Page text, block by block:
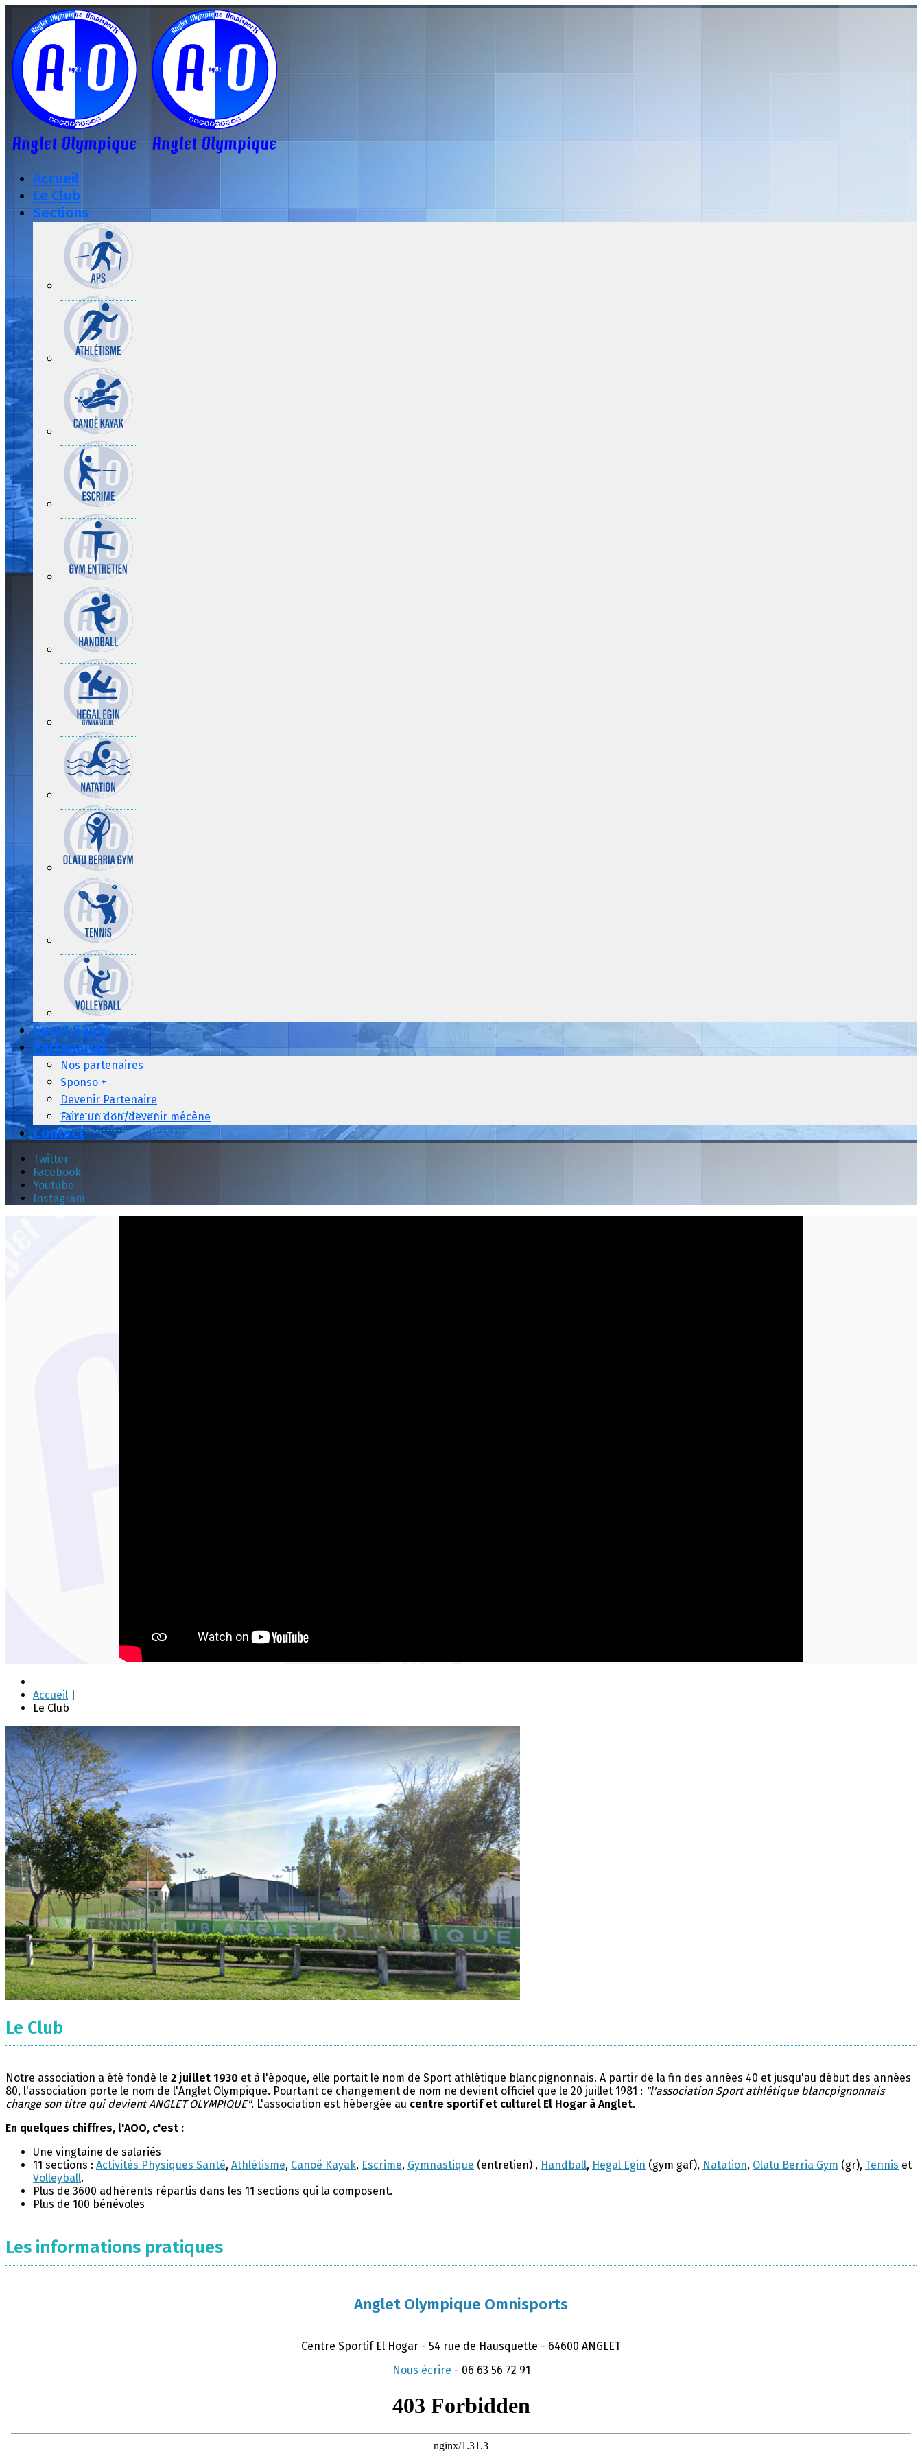
Accueil
Le Club
Sections
Sport Santé
Partenariat
Nos partenaires
Sponso +
Devenir Partenaire
Faire un don/devenir mécène
Contact
Twitter
Facebook
Youtube
Instagram
Accueil
Le Club
Le Club
Notre association a été fondé le 2 juillet 1930 et à l'époque, elle portait le nom de Sport athlétique blancpignonnais. A partir de la fin des années 40 et jusqu'au début des années
80, l'association porte le nom de l'Anglet Olympique. Pourtant ce changement de nom ne devient officiel que le 20 juillet 1981 : "l'association Sport athlétique blancpignonnais
change son titre qui devient ANGLET OLYMPIQUE". L'association est hébergée au centre sportif et culturel El Hogar à Anglet.
En quelques chiffres, l'AOO, c'est :
Une vingtaine de salariés
11 sections : Activités Physiques Santé, Athlétisme, Canoë Kayak, Escrime, Gymnastique (entretien) , Handball, Hegal Egin (gym gaf), Natation, Olatu Berria Gym (gr), Tennis et
Volleyball.
Plus de 3600 adhérents répartis dans les 11 sections qui la composent.
Plus de 100 bénévoles
Les informations pratiques
Anglet Olympique Omnisports
Centre Sportif El Hogar - 54 rue de Hausquette - 64600 ANGLET
Nous écrire - 06 63 56 72 91